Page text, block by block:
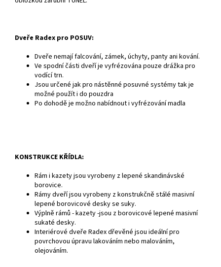
Dveře Radex pro POSUV:
Dveře nemají falcování, zámek, úchyty, panty ani kování.
Ve spodní části dveří je vyfrézována pouze drážka pro
vodící trn.
Jsou určené jak pro nástěnné posuvné systémy tak je
možné použít i do pouzdra
Po dohodě je možno nabídnout i vyfrézování madla
KONSTRUKCE KŘÍDLA:
Rám i kazety jsou vyrobeny z lepené skandinávské
borovice.
Rámy dveří jsou vyrobeny z konstrukčně stálé masivní
lepené borovicové desky se suky.
Výplně rámů - kazety -jsou z borovicové lepené masivní
sukaté desky.
Interiérové dveře Radex dřevěné jsou ideální pro
povrchovou úpravu lakováním nebo malováním,
olejováním.